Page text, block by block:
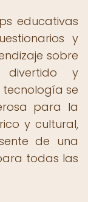
educativas
y
sobre
divertido y
tecnología se
para la
y cultural,
de una
todas las